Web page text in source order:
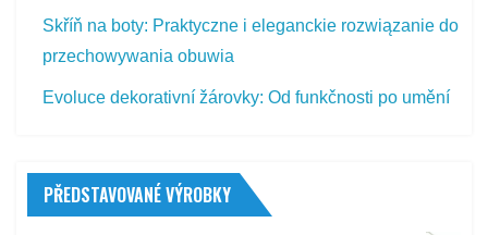
Skříň na boty: Praktyczne i eleganckie rozwiązanie do
przechowywania obuwia
Evoluce dekorativní žárovky: Od funkčnosti po umění
PŘEDSTAVOVANÉ VÝROBKY